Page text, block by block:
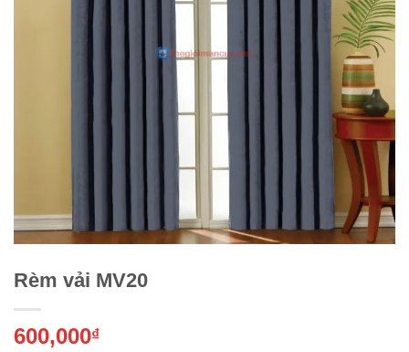
Rèm vải MV20
600,000₫